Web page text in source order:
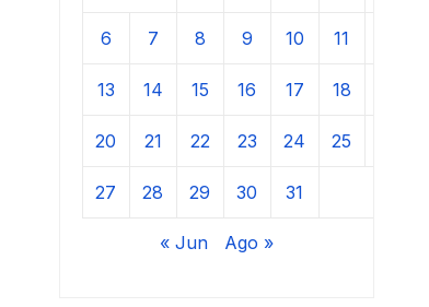
6 7 8 9 10 11
13 14 15 16 17 18
20 21 22 23 24 25
27 28 29 30 31
« Jun Ago »